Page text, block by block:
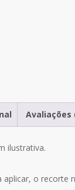
Avaliações
ilustrativa.
o